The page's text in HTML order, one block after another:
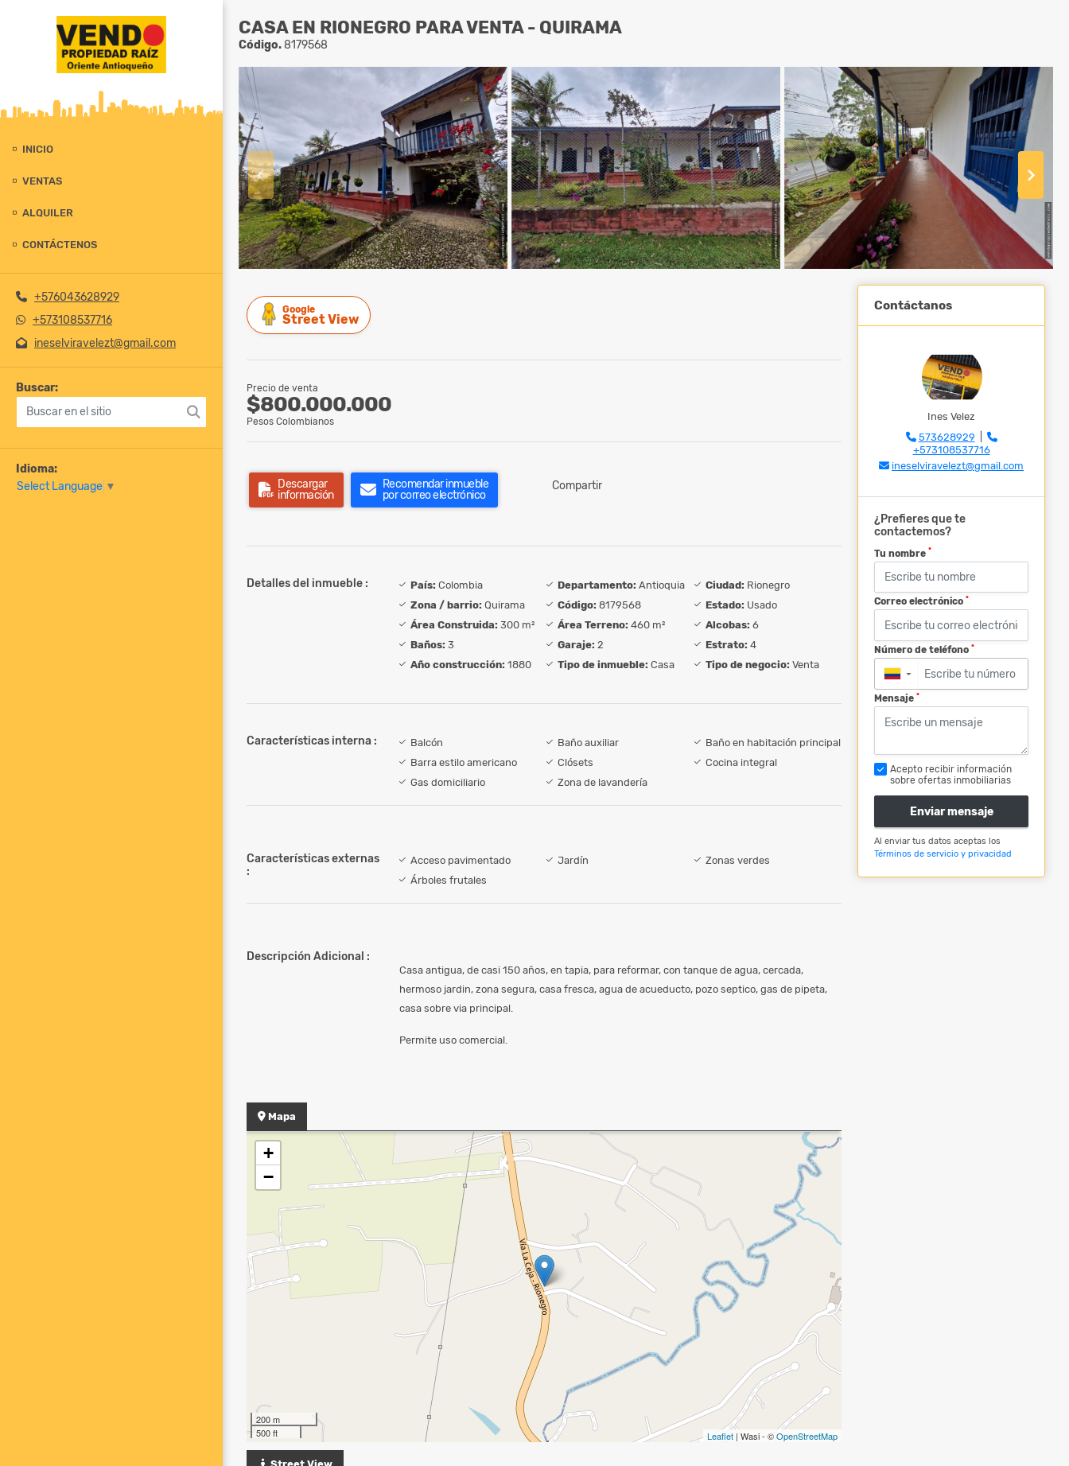
INICIO
VENTAS
ALQUILER
CONTÁCTENOS
+576043628929
+573108537716
ineselviravelezt@gmail.com
Buscar:
Idioma:
Select Language ▼
CASA EN RIONEGRO PARA VENTA - QUIRAMA
Código.8179568
Google
Street View
Precio de venta
$800.000.000
Pesos Colombianos
Descargar
información
Recomendar inmueble
por correo electrónico
Compartir
Detalles del inmueble : País: Colombia Departamento: Antioquia Ciudad: Rionegro
Zona / barrio: Quirama Código: 8179568 Estado: Usado
Área Construida: 300 m² Área Terreno: 460 m² Alcobas: 6
Baños: 3 Garaje: 2 Estrato: 4
Año construcción: 1880 Tipo de inmueble: Casa Tipo de negocio: Venta
Características interna : Balcón Baño auxiliar
Baño en habitación principal
Barra estilo americano
Clósets
Cocina integral
Gas domiciliario
Zona de lavandería
Características externas
:
Acceso pavimentado Jardín
Zonas verdes
Árboles frutales
Descripción Adicional :
Casa antigua, de casi 150 años, en tapia, para reformar, con tanque de agua, cercada,
hermoso jardin, zona segura, casa fresca, agua de acueducto, pozo septico, gas de pipeta,
casa sobre via principal.
Permite uso comercial.
Mapa
+
−
200 m
500 ft
Leaflet | Wasi - ©OpenStreetMap
Street View
Contáctanos
Ines Velez
573628929
+573108537716
ineselviravelezt@gmail.com
¿Prefieres que te
contactemos?
Tu nombre *
Correo electrónico *
Número de teléfono *
▼
Mensaje *
Acepto recibir información
sobre ofertas inmobiliarias
Enviar mensaje
Al enviar tus datos aceptas los
Términos de servicio y privacidad